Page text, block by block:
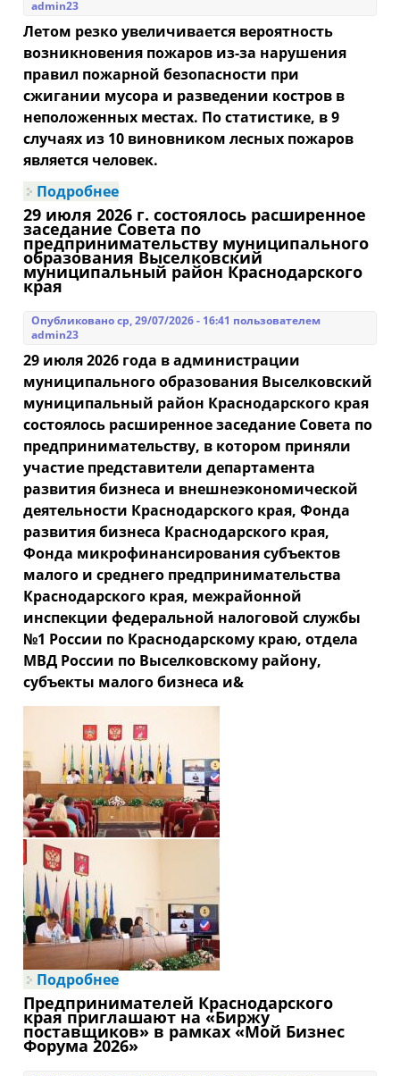
admin23
Летом резко увеличивается вероятность
возникновения пожаров из-за нарушения
правил пожарной безопасности при
сжигании мусора и разведении костров в
неположенных местах. По статистике, в 9
случаях из 10 виновником лесных пожаров
является человек.
Подробнее
лесу
29 июля 2026 г. состоялось расширенное
заседание Совета по
предпринимательству муниципального
образования Выселковский
муниципальный район Краснодарского
края
Опубликовано ср, 29/07/2026 - 16:41 пользователем
admin23
29 июля 2026 года в администрации
муниципального образования Выселковский
муниципальный район Краснодарского края
состоялось расширенное заседание Совета по
предпринимательству, в котором приняли
участие представители департамента
развития бизнеса и внешнеэкономической
деятельности Краснодарского края, Фонда
развития бизнеса Краснодарского края,
Фонда микрофинансирования субъектов
малого и среднего предпринимательства
Краснодарского края, межрайонной
инспекции федеральной налоговой службы
№1 России по Краснодарскому краю, отдела
МВД России по Выселковскому району,
субъекты малого бизнеса и&
Подробнее
расширенное заседание Совета по
предпринимательству
муниципального образования
Выселковский муниципальный
район Краснодарского края
Предпринимателей Краснодарского
края приглашают на «Биржу
поставщиков» в рамках «Мой Бизнес
Форума 2026»